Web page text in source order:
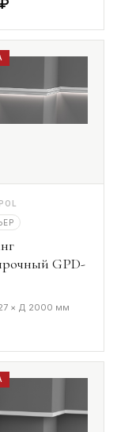
GPD-
× Д 2000 мм